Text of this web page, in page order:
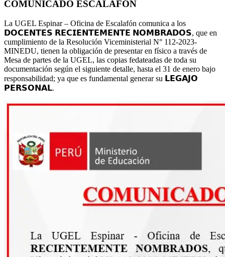
COMUNICADO ESCALAFÓN
La UGEL Espinar – Oficina de Escalafón comunica a los
𝗗𝗢𝗖𝗘𝗡𝗧𝗘𝗦 𝗥𝗘𝗖𝗜𝗘𝗡𝗧𝗘𝗠𝗘𝗡𝗧𝗘 𝗡𝗢𝗠𝗕𝗥𝗔𝗗𝗢𝗦, que en
cumplimiento de la Resolución Viceministerial N° 112-2023-
MINEDU, tienen la obligación de presentar en físico a través de
Mesa de partes de la UGEL, las copias fedateadas de toda su
documentación según el siguiente detalle, hasta el 31 de enero bajo
responsabilidad; ya que es fundamental generar su 𝗟𝗘𝗚𝗔𝗝𝗢
𝗣𝗘𝗥𝗦𝗢𝗡𝗔𝗟.